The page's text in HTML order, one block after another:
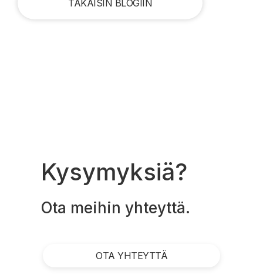
TAKAISIN BLOGIIN
Kysymyksiä?
Ota meihin yhteyttä.
OTA YHTEYTTÄ